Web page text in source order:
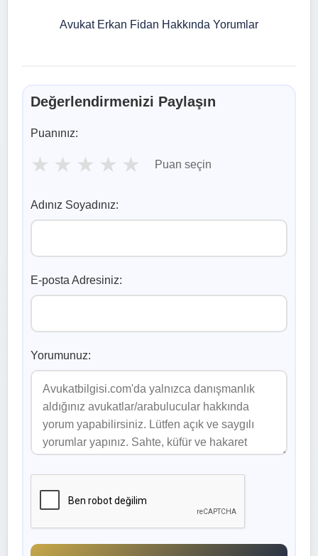
Avukat Erkan Fidan Hakkında Yorumlar
Değerlendirmenizi Paylaşın
Puanınız:
★ ★ ★ ★ ★ Puan seçin
Adınız Soyadınız:
E-posta Adresiniz:
Yorumunuz: